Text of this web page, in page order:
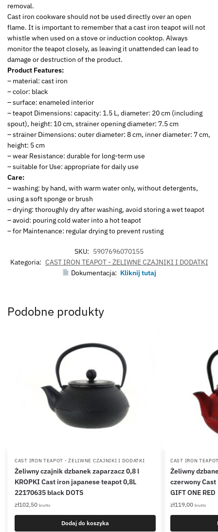
removal.
Cast iron cookware should not be used directly over an open
flame. It is important to remember that a cast iron teapot will not
whistle when used on a stove or induction cooktop. Always
monitor the teapot closely, as leaving it unattended can lead to
damage or destruction of the product.
Product Features:
– material: cast iron
– color: black
– surface: enameled interior
– teapot Dimensions: capacity: 1.5 L, diameter: 20 cm (including
spout), height: 10 cm, strainer opening diameter: 7.5 cm
– strainer Dimensions: outer diameter: 8 cm, inner diameter: 7 cm,
height: 5 cm
– wear Resistance: durable for long-term use
– suitable for Use: appropriate for daily use
Care:
– washing: by hand, with warm water only, without detergents,
using a soft sponge or brush
– drying: thoroughly dry after washing, avoid storing a wet teapot
– avoid: pouring cold water into a hot teapot
– for Maintenance: regular drying to prevent rusting
SKU: 5907696070155
Kategoria: CAST IRON TEAPOT - ŻELIWNE CZAJNIKI I DODATKI
Dokumentacja: Kliknij tutaj
Podobne produkty
CAST IRON TEAPOT - ŻELIWNE CZAJNIKI I DODATKI
Żeliwny czajnik dzbanek zaparzacz 0,8 l
KROPKI Cast iron japanese teapot 0,8L
22170635 black DOTS
zł102,50 brutto
Dodaj do koszyka
CAST IRON
Żeliwny
czerwony
GIFT ONE RED
zł119,00 brutto